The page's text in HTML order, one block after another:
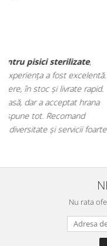
Apreciez foarte mult
doar hrană, ci și
antiparazitare,
comod să pot
dintr-un singur loc.
originale și în termen.
pentru
Nu rata